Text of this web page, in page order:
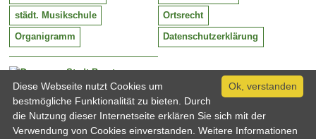
Stadt Barntrup
Mittelstraße 38
32683 Barntrup
Tel:
Email:
05263 / 409-0
info@barntrup.de
städt. Musikschule Ortsrecht
Organigramm Datenschutzerklärung
Ok, verstanden
Diese Webseite nutzt Cookies um
bestmögliche Funktionalität zu bieten. Durch
die Nutzung dieser Internetseite erklären Sie sich mit der
Verwendung von Cookies einverstanden. Weitere Informationen